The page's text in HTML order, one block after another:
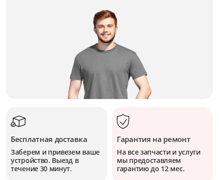
Бесплатная доставка
Заберем и привезем ваше
устройство. Выезд в
течение 30 минут.
Гарантия на ремонт
На все запчасти и услуги
мы предоставляем
гарантию до 12 мес.